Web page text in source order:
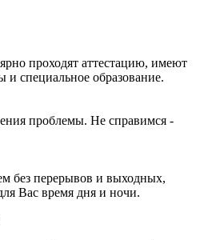
проходят аттестацию, имеют
специальное образование.
проблемы. Не справимся -
без перерывов и выходных,
Вас время дня и ночи.